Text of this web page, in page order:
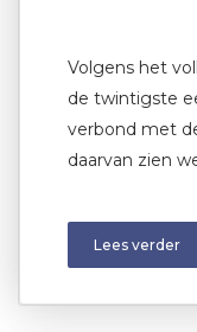
Volgens het
de twintigste
verbond met
daarvan zien
Lees verder